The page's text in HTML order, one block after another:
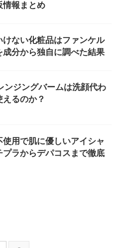
情報まとめ
けない化粧品はファンケル
成分から独自に調べた結果
ンジングバームは洗顔代わ
えるのか？
使用で肌に優しいアイシャ
プラからデパコスまで徹底